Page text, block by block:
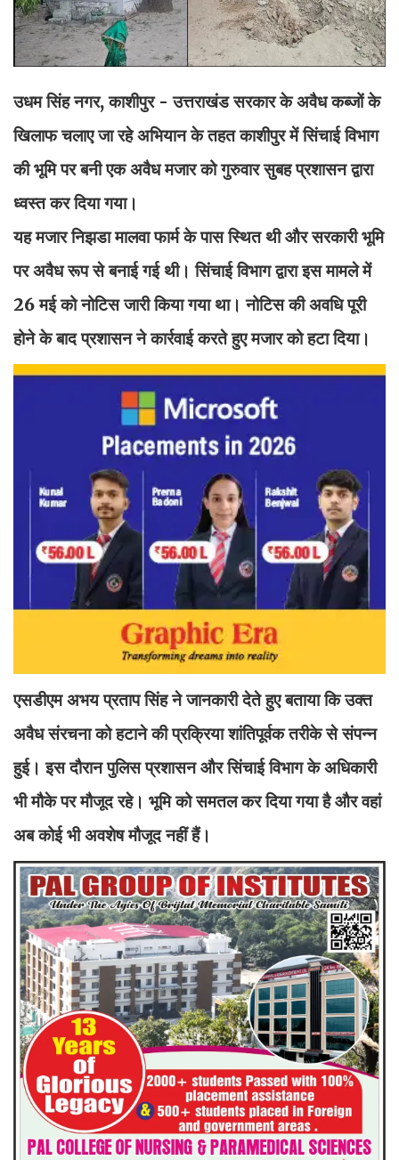
उधम सिंह नगर, काशीपुर - उत्तराखंड सरकार के अवैध कब्जों के
खिलाफ चलाए जा रहे अभियान के तहत काशीपुर में सिंचाई विभाग
की भूमि पर बनी एक अवैध मजार को गुरुवार सुबह प्रशासन द्वारा
ध्वस्त कर दिया गया।
यह मजार निझडा मालवा फार्म के पास स्थित थी और सरकारी भूमि
पर अवैध रूप से बनाई गई थी। सिंचाई विभाग द्वारा इस मामले में
26 मई को नोटिस जारी किया गया था। नोटिस की अवधि पूरी
होने के बाद प्रशासन ने कार्रवाई करते हुए मजार को हटा दिया।
एसडीएम अभय प्रताप सिंह ने जानकारी देते हुए बताया कि उक्त
अवैध संरचना को हटाने की प्रक्रिया शांतिपूर्वक तरीके से संपन्न
हुई। इस दौरान पुलिस प्रशासन और सिंचाई विभाग के अधिकारी
भी मौके पर मौजूद रहे। भूमि को समतल कर दिया गया है और वहां
अब कोई भी अवशेष मौजूद नहीं हैं।